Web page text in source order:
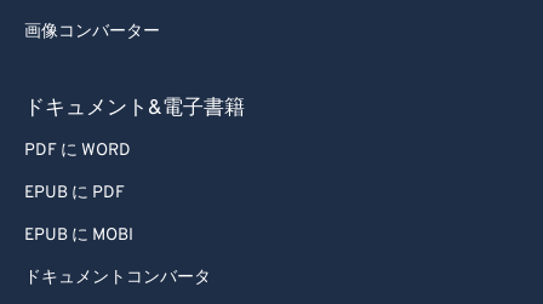
画像コンバーター
ドキュメント&電子書籍
PDF に WORD
EPUB に PDF
EPUB に MOBI
ドキュメントコンバータ